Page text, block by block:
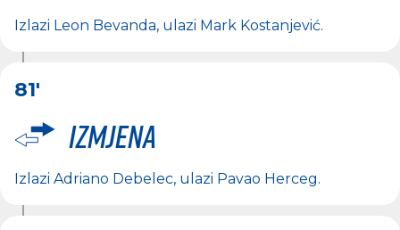
Izlazi Leon Bevanda, ulazi Mark Kostanjević.
81'
Izmjena
Izlazi Adriano Debelec, ulazi Pavao Herceg.